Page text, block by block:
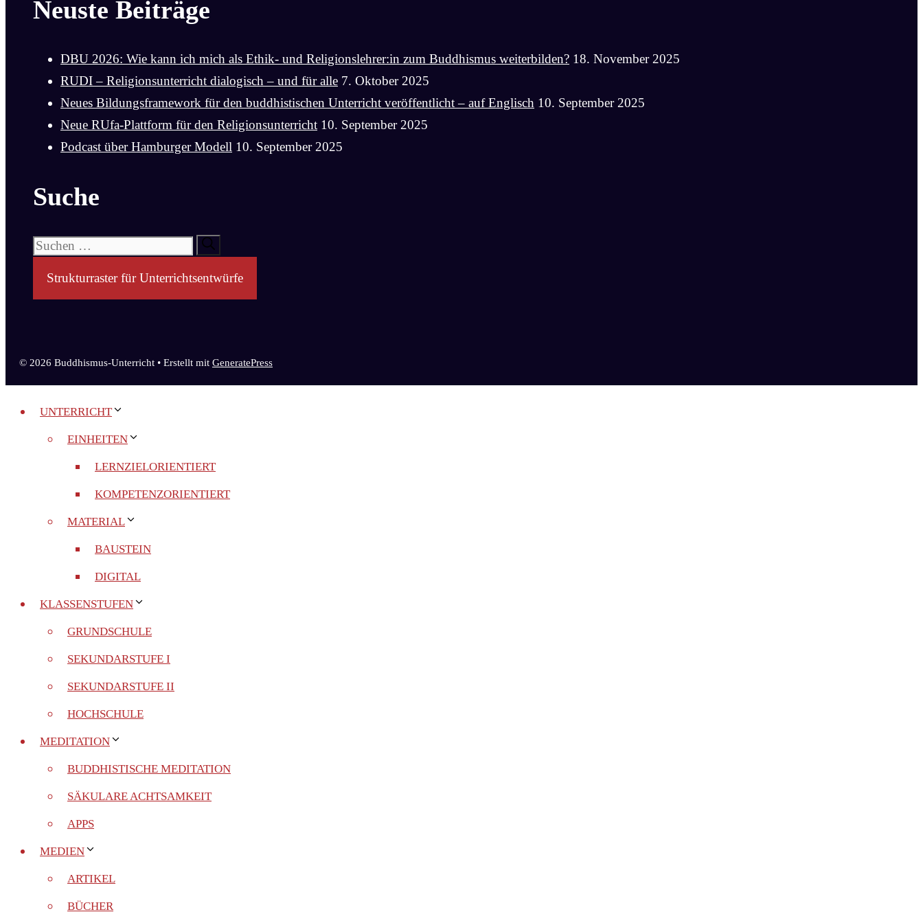
Neuste Beiträge
DBU 2026: Wie kann ich mich als Ethik- und Religionslehrer:in zum Buddhismus weiterbilden? 18. November 2025
RUDI – Religionsunterricht dialogisch – und für alle 7. Oktober 2025
Neues Bildungsframework für den buddhistischen Unterricht veröffentlicht – auf Englisch 10. September 2025
Neue RUfa-Plattform für den Religionsunterricht 10. September 2025
Podcast über Hamburger Modell 10. September 2025
Suche
Suchen
Strukturraster für Unterrichtsentwürfe
© 2026 Buddhismus-Unterricht • Erstellt mit GeneratePress
UNTERRICHT
EINHEITEN
LERNZIELORIENTIERT
KOMPETENZORIENTIERT
MATERIAL
BAUSTEIN
DIGITAL
KLASSENSTUFEN
GRUNDSCHULE
SEKUNDARSTUFE I
SEKUNDARSTUFE II
HOCHSCHULE
MEDITATION
BUDDHISTISCHE MEDITATION
SÄKULARE ACHTSAMKEIT
APPS
MEDIEN
ARTIKEL
BÜCHER